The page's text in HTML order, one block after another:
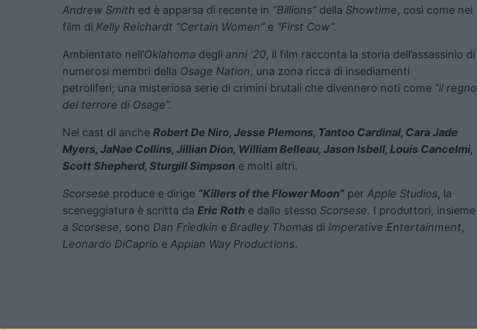
Andrew Smith ed è apparsa di recente in “Billions” della Showtime, così come nei
film di Kelly Reichardt “Certain Women” e “First Cow”.
Ambientato nell’Oklahoma degli anni ‘20, il film racconta la storia dell’assassinio di
numerosi membri della Osage Nation, una zona ricca di insediamenti
petroliferi; una misteriosa serie di crimini brutali che divennero noti come “il regno
del terrore di Osage”.
Nel cast di anche Robert De Niro, Jesse Plemons, Tantoo Cardinal, Cara Jade
Myers, JaNae Collins, Jillian Dion, William Belleau, Jason Isbell, Louis Cancelmi,
Scott Shepherd, Sturgill Simpson e molti altri.
Scorsese produce e dirige “Killers of the Flower Moon” per Apple Studios, la
sceneggiatura è scritta da Eric Roth e dallo stesso Scorsese. I produttori, insieme
a Scorsese, sono Dan Friedkin e Bradley Thomas di Imperative Entertainment,
Leonardo DiCaprio e Appian Way Productions.